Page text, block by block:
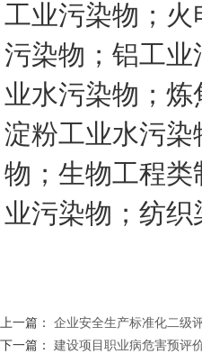
工业污染物；
污染物；铝工
业水污染物；
淀粉工业水污
物；生物工程
业污染物；纺
上一篇： 企业安全生产标准化二级
下一篇： 建设项目职业病危害预评